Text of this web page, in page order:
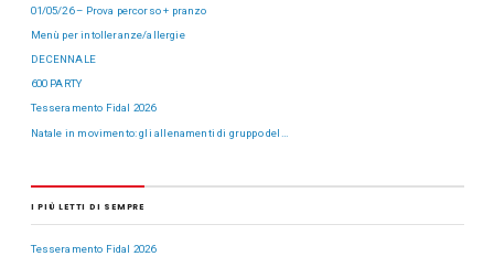
01/05/26 – Prova percorso + pranzo
Menù per intolleranze/allergie
DECENNALE
600 PARTY
Tesseramento Fidal 2026
Natale in movimento: gli allenamenti di gruppo del…
I PIÙ LETTI DI SEMPRE
Tesseramento Fidal 2026